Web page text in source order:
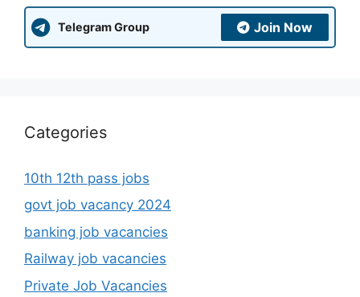
Telegram Group Join Now
Categories
10th 12th pass jobs
govt job vacancy 2024
banking job vacancies
Railway job vacancies
Private Job Vacancies